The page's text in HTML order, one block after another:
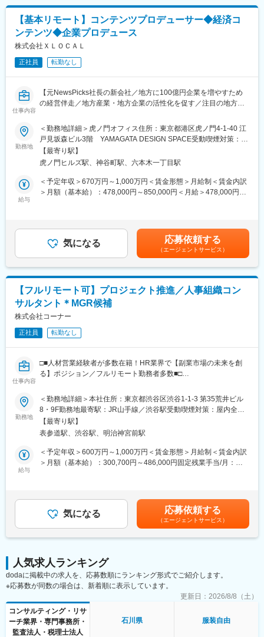
＜対象となる顧客＞
主には100億円未満の経営者で、地方の老舗企業や成長意欲の高
い企業の経営層
※現在はリモートワーク中心ですが、チームビルディングのため必
要に応じて出社を伴います
※組織は約30名で、平均年齢は36歳です。
有名企業やスタートアップ、コンサルタントなど出身のユニーク
なメンバーで構成されています。
■業務内容：
◯経営変革のプロデュース
└ 経営者および経営チームとの対話を通じて「100億ロードマッ
プ」を言語化し、変革への熱量を最大化させる。
└ 描いた未来を「経営計画書（ピッチブック）」として可視化
し、組織の意思決定スピードを上げるための指針を完成させる。
◯出口戦略の実行支援
└ 描いたビジョンと現状の乖離を埋めるため、最適な人材や外部
リソースを供給し、変革を完遂させる。
の役割で選考・オファーさせていただきます。
◯即戦力・経営幹部候補 ＝経営変革プロデューサー
└ 適性に応じて、まずは「フィールドセールス」として経営者の
危機感を顕在化させ、プロジェクトの「起点」を作る役割からス
タートいただく場合もあります 。
＜対象となる顧客＞
主には100億円未満の経営者で、地方の老舗企業や成長意欲の高
い企業の経営層
※現在はリモートワーク中心ですが、チームビルディングのため必
要に応じて出社を伴います
【基本リモート】コンテンツプロデューサー◆経済コ
ンテンツ◆企業プロデュース
株式会社ＸＬＯＣＡＬ
正社員 転勤なし
仕事内容
【元NewsPicks社長の新会社／地方に100億円企業を増やすため
の経営伴走／地方産業・地方企業の活性化を促す／注目の地方創
■ミッション：
◯オリジナルコンテンツの企画・取材・制作
└「100億企業解剖」をはじめとする経済コンテンツの企画立案・
取材・執筆・編集を一気通貫で担う。
◯100億円企業のプロデュース
材・プロジェクトマネジメントが中心にお任せします。
◯メディア戦略への参画
└ コンテンツの企画方針・配信戦略・KPI設計にも関わり、メディ
■記事コンテンツの企画・取材・執筆
◯深掘りインタビュー取材
└ 地方企業の経営者・幹部への取材。経営戦略・財務・組織・マ
ーケティング等の切り口での企業解剖記事の執筆。著名経営者・
専門家との対談・講演の記事化。
■動画コンテンツのプロデュース
◯企画から配信までの一貫したディレクション
└ 動画企画の構成・台本設計（対談、ドキュメンタリー、解説
集チームとの連携、クオリティ管理。企画から配信までのスケジ
ュール・予算管理。
■メディア事業の成長推進
└ コンテンツカレンダーの設計・運用。PV・視聴数・会員獲得等
のKPI分析と改善提案。SNS・ニュースレター等の配信チャネル戦
※組織は約30名で、平均年齢は36歳です。
有名企業やスタートアップ、コンサルタントなど出身のユニーク
なメンバーで構成されています。
＜対象となる顧客＞
主には100億円未満の経営者で、地方の老舗企業や成長意欲の高
い企業の経営層
※現在はリモートワーク中心ですが、チームビルディングのため必
要に応じて出社を伴います
変更の範囲：会社の定める業務
勤務地
＜勤務地詳細＞虎ノ門オフィス住所：東京都港区虎ノ門4-1-40 江
戸見坂森ビル3階 YAMAGATA DESIGN SPACE受動喫煙対策：屋
内全面禁煙変更の範囲：無
【最寄り駅】
虎ノ門ヒルズ駅、神谷町駅、六本木一丁目駅
給与
＜予定年収＞670万円～1,000万円＜賃金形態＞月給制＜賃金内訳
＞月額（基本給）：478,000円～850,000円＜月給＞478,000円～
能性があります。月給(月額)は固定手当を含めた表記です。
気になる 応募依頼する
（エージェントサービス）
【フルリモート可】プロジェクト推進／人事組織コン
サルタント＊MGR候補
株式会社コーナー
正社員 転勤なし
仕事内容
□■人材営業経験者が多数在籍！HR業界で【副業市場の未来を創
る】ポジション／フルリモート勤務者多数■□
「1人が、複数の会社で本気で働ける社会をつくる。」という想い
を形にすべく、2016年に創業。
企業の採用/制度設計/組織開発/労務等の組織課題に対して、
当社に登録いただいている”プロフェッショナル（プロ人事）”と伴
走する形で企業課題の解決を行う、コンサルタント（MGR/パート
ナー）のポジションです。当社への”プロ人事”のご登録者数は
7000名を突破。支援企業も増加の一途を辿っています。
-顧客の経営 / 人事 / 現場など様々な関係者へヒアリングを行い、
事業推進上における課題を設定し、提案を行う
どを通じ、顧客接点を強化し課題をヒアリングします。そうした
日々の顧客接点から、クライアントの経営課題を特定し解決に向
けたコンサルティング提案書を作成・提案します。
様々な人事課題に対して、即戦力となるフリーランス/複業会社員/
顧問などのプロフェッショナルとともに、パートナーとして課題
解決を目指していくポジションです。
勤務地
＜勤務地詳細＞本社住所：東京都渋谷区渋谷1-1-3 第35荒井ビル
8・9F勤務地最寄駅：JR山手線／渋谷駅受動喫煙対策：屋内全面
禁煙変更の範囲：会社の定める事業所（リモートワーク含む）
【最寄り駅】
表参道駅、渋谷駅、明治神宮前駅
給与
＜予定年収＞600万円～1,000万円＜賃金形態＞月給制＜賃金内訳
＞月額（基本給）：300,700円～486,000円固定残業手当/月：
賞与・インセンティブ：それぞれ年2回支給※個人業績や会社業績
によって変動賃金はあくまでも目安の金額であり、選考を通じて
上下する可能性があります。月給(月額)は固定手当を含めた表記で
す。
気になる 応募依頼する
（エージェントサービス）
人気求人ランキング
dodaに掲載中の求人を、応募数順にランキング形式でご紹介します。
※応募数が同数の場合は、新着順に表示しています。
更新日： 2026/8/8（土）
コンサルティング・リサ
ーチ業界・専門事務所・
監査法人・税理士法人
石川県 服装自由